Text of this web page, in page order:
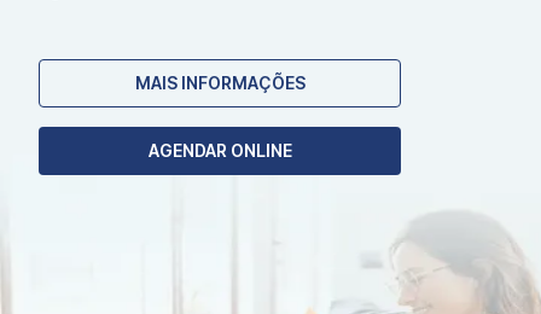
MAIS INFORMAÇÕES
AGENDAR ONLINE